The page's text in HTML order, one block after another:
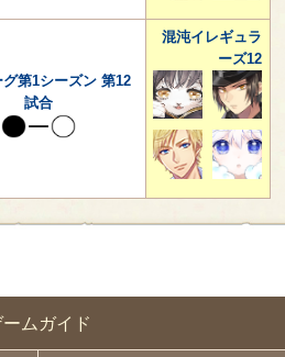
ムガイド
第1シーズン 第12
試合
混沌イレギュラ
ーズ12